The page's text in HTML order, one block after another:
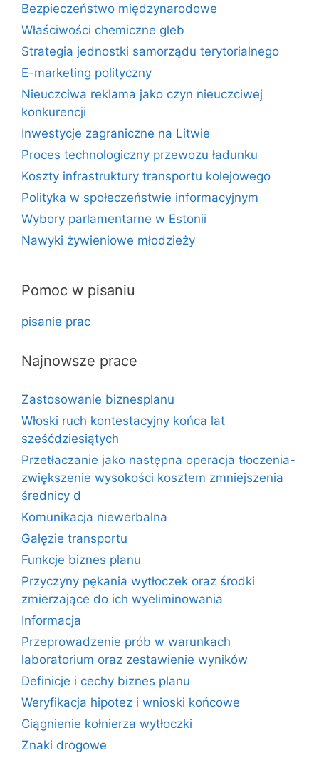
Bezpieczeństwo międzynarodowe
Właściwości chemiczne gleb
Strategia jednostki samorządu terytorialnego
E-marketing polityczny
Nieuczciwa reklama jako czyn nieuczciwej
konkurencji
Inwestycje zagraniczne na Litwie
Proces technologiczny przewozu ładunku
Koszty infrastruktury transportu kolejowego
Polityka w społeczeństwie informacyjnym
Wybory parlamentarne w Estonii
Nawyki żywieniowe młodzieży
Pomoc w pisaniu
pisanie prac
Najnowsze prace
Zastosowanie biznesplanu
Włoski ruch kontestacyjny końca lat
sześćdziesiątych
Przetłaczanie jako następna operacja tłoczenia-
zwiększenie wysokości kosztem zmniejszenia
średnicy d
Komunikacja niewerbalna
Gałęzie transportu
Funkcje biznes planu
Przyczyny pękania wytłoczek oraz środki
zmierzające do ich wyeliminowania
Informacja
Przeprowadzenie prób w warunkach
laboratorium oraz zestawienie wyników
Definicje i cechy biznes planu
Weryfikacja hipotez i wnioski końcowe
Ciągnienie kołnierza wytłoczki
Znaki drogowe